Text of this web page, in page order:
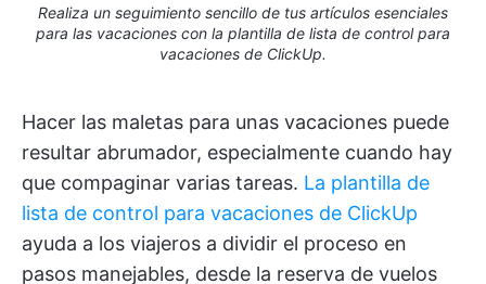
Realiza un seguimiento sencillo de tus artículos esenciales
para las vacaciones con la plantilla de lista de control para
vacaciones de ClickUp.
Hacer las maletas para unas vacaciones puede
resultar abrumador, especialmente cuando hay
que compaginar varias tareas. La plantilla de
lista de control para vacaciones de ClickUp
ayuda a los viajeros a dividir el proceso en
pasos manejables, desde la reserva de vuelos